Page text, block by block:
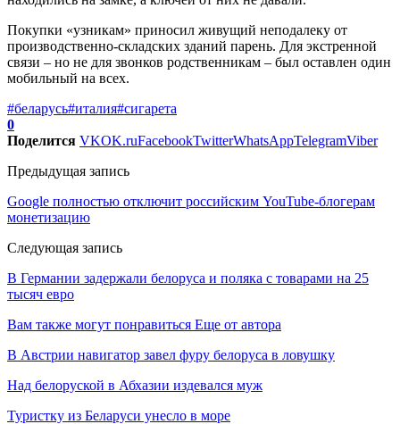
Покупки «узникам» приносил живущий неподалеку от
производственно-складских зданий парень. Для экстренной
связи – но не для звонков родственникам – был оставлен один
мобильный на всех.
#беларусь#италия#сигарета
0
Поделится VKOK.ruFacebookTwitterWhatsAppTelegramViber
Предыдущая запись
Google полностью отключит российским YouTube-блогерам
монетизацию
Следующая запись
В Германии задержали белоруса и поляка с товарами на 25
тысяч евро
Вам также могут понравиться Еще от автора
В Австрии навигатор завел фуру белоруса в ловушку
Над белоруской в Абхазии издевался муж
Туристку из Беларуси унесло в море